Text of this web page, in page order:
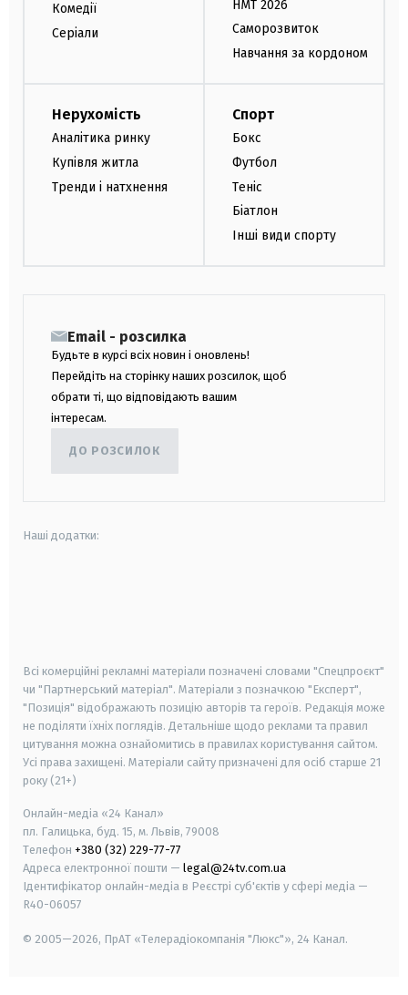
Комедії
Серіали
НМТ 2026
Саморозвиток
Навчання за кордоном
Нерухомість
Аналітика ринку
Купівля житла
Тренди і натхнення
Спорт
Бокс
Футбол
Теніс
Біатлон
Інші види спорту
Email - розсилка
Будьте в курсі всіх новин і оновлень!
Перейдіть на сторінку наших розсилок, щоб
обрати ті, що відповідають вашим
інтересам.
ДО РОЗСИЛОК
Наші додатки:
Всі комерційні рекламні матеріали позначені словами "Спецпроєкт"
чи "Партнерський матеріал". Матеріали з позначкою "Експерт",
"Позиція" відображають позицію авторів та героїв. Редакція може
не поділяти їхніх поглядів. Детальніше щодо реклами та правил
цитування можна ознайомитись в правилах користування сайтом.
Усі права захищені. Матеріали сайту призначені для осіб старше 21
року (21+)
Онлайн-медіа «24 Канал»
пл. Галицька, буд. 15, м. Львів, 79008
Телефон +380 (32) 229-77-77
Адреса електронної пошти — legal@24tv.com.ua
Ідентифікатор онлайн-медіа в Реєстрі суб'єктів у сфері медіа —
R40-06057
© 2005—2026, ПрАТ «Телерадіокомпанія "Люкс"», 24 Канал.